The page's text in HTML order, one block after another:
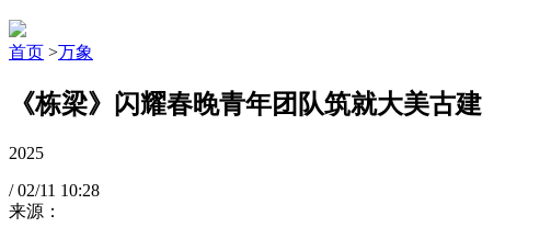
首页 >万象
《栋梁》闪耀春晚青年团队筑就大美古建
2025
/ 02/11 10:28
来源：